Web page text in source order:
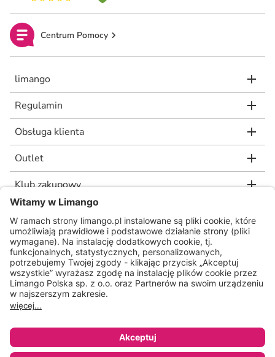
Centrum Pomocy
limango
Regulamin
Obsługa klienta
Outlet
Klub zakupowy
limango.de limango.nl